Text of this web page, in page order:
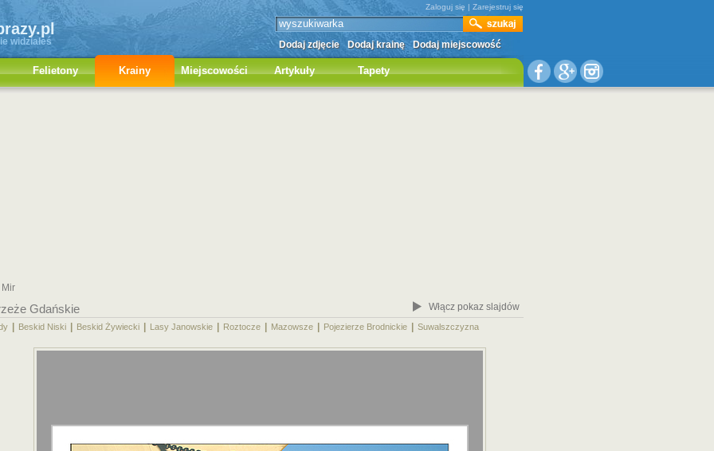
widziałeś
Zaloguj się | Zarejestruj się
Dodaj zdjęcie Dodaj krainę Dodaj miejscowość
Felietony Krainy Miejscowości Artykuły Tapety
Mir
Gdańskie Włącz pokaz slajdów
Beskid Niski Beskid Żywiecki Lasy Janowskie Roztocze Mazowsze Pojezierze Brodnickie Suwalszczyzna